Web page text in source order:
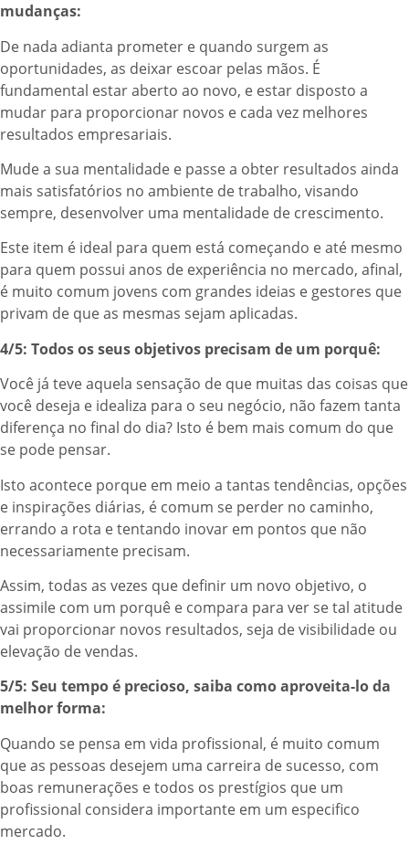
mudanças:
De nada adianta prometer e quando surgem as
oportunidades, as deixar escoar pelas mãos. É
fundamental estar aberto ao novo, e estar disposto a
mudar para proporcionar novos e cada vez melhores
resultados empresariais.
Mude a sua mentalidade e passe a obter resultados ainda
mais satisfatórios no ambiente de trabalho, visando
sempre, desenvolver uma mentalidade de crescimento.
Este item é ideal para quem está começando e até mesmo
para quem possui anos de experiência no mercado, afinal,
é muito comum jovens com grandes ideias e gestores que
privam de que as mesmas sejam aplicadas.
4/5: Todos os seus objetivos precisam de um porquê:
Você já teve aquela sensação de que muitas das coisas que
você deseja e idealiza para o seu negócio, não fazem tanta
diferença no final do dia? Isto é bem mais comum do que
se pode pensar.
Isto acontece porque em meio a tantas tendências, opções
e inspirações diárias, é comum se perder no caminho,
errando a rota e tentando inovar em pontos que não
necessariamente precisam.
Assim, todas as vezes que definir um novo objetivo, o
assimile com um porquê e compara para ver se tal atitude
vai proporcionar novos resultados, seja de visibilidade ou
elevação de vendas.
5/5: Seu tempo é precioso, saiba como aproveita-lo da
melhor forma:
Quando se pensa em vida profissional, é muito comum
que as pessoas desejem uma carreira de sucesso, com
boas remunerações e todos os prestígios que um
profissional considera importante em um especifico
mercado.